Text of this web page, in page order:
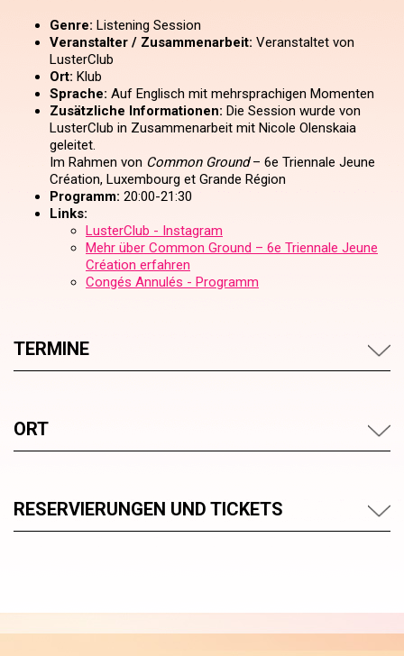
Genre: Listening Session
Veranstalter / Zusammenarbeit: Veranstaltet von
LusterClub
Ort: Klub
Sprache: Auf Englisch mit mehrsprachigen Momenten
Zusätzliche Informationen: Die Session wurde von
LusterClub in Zusammenarbeit mit Nicole Olenskaia
geleitet.
Im Rahmen von Common Ground– 6e Triennale Jeune
Création, Luxembourg et Grande Région
Programm: 20:00-21:30
Links:
LusterClub - Instagram
Mehr über Common Ground – 6e Triennale Jeune
Création erfahren
Congés Annulés - Programm
TERMINE
ORT
RESERVIERUNGEN UND TICKETS